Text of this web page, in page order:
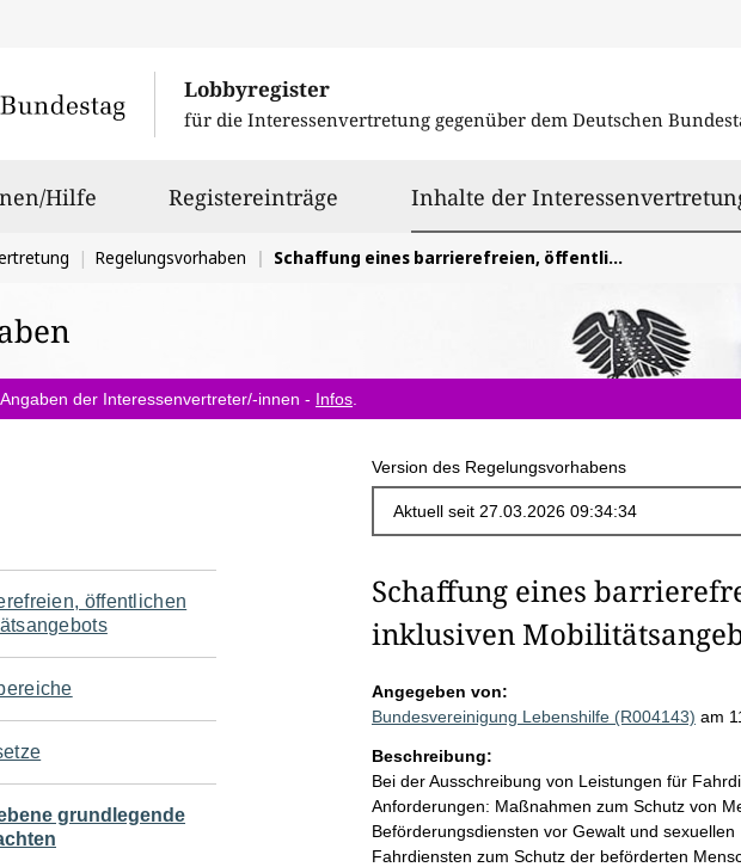
Lobbyregister
für die Interessenvertretung gegenüber dem Deutschen
Hilfe Registereinträge Inhalte der
Regelungsvorhaben Schaffung eines barrierefreien, öffentlichen und inklusiven Mobilitätsangebots
der Interessenvertreter/-innen - Infos
Version des Regelungsvorhabens
öffentlichen
grundlegende
Schaffung eines
inklusiven
Angegeben von:
Bundesvereinigung Lebenshilfe (R004143) am
Beschreibung:
Bei der Ausschreibung von Leistungen für
Anforderungen: Maßnahmen zum Schutz von
Beförderungsdiensten vor Gewalt und
Fahrdiensten zum Schutz der beförderten